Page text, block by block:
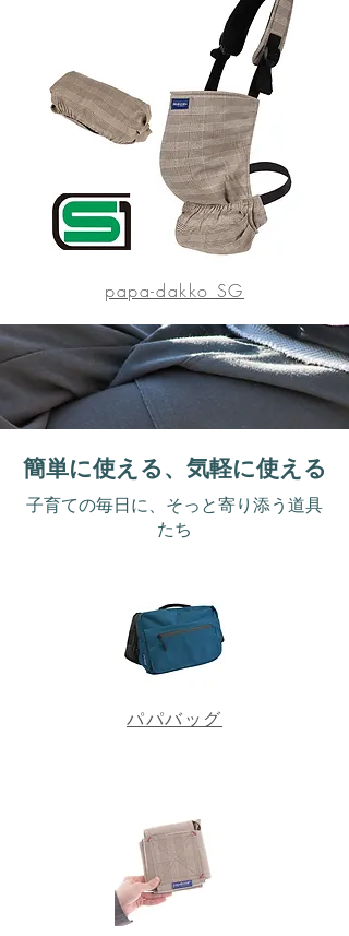
papa-dakko SG
​簡単に使える、気軽に使える
子育ての毎日に、そっと寄り添う道具
たち
パパバッグ